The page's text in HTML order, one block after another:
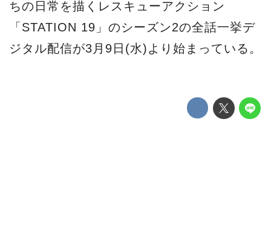
ちの日常を描くレスキューアクション
「STATION 19」のシーズン2の全話一挙デ
ジタル配信が3月9日(水)より始まっている。